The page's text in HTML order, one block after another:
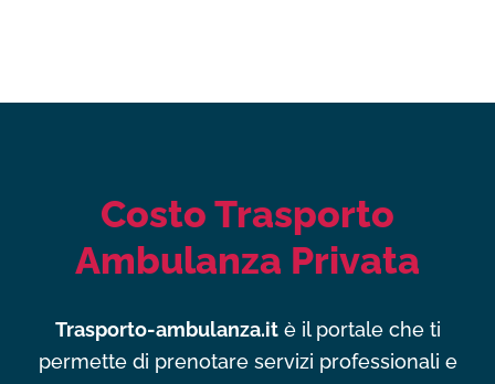
Costo Trasporto
Ambulanza Privata
Trasporto-ambulanza.itè il portale che ti
permette di prenotare servizi professionali e